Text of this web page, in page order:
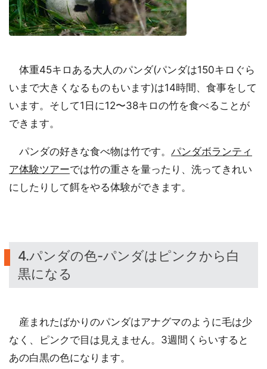
体重45キロある大人のパンダ(パンダは150キロぐら
いまで大きくなるものもいます)は14時間、食事をして
います。そして1日に12〜38キロの竹を食べることが
できます。
パンダの好きな食べ物は竹です。 パンダボランティ
ア体験ツアーでは竹の重さを量ったり、洗ってきれい
にしたりして餌をやる体験ができます。
4.パンダの色-パンダはピンクから白
黒になる
産まれたばかりのパンダはアナグマのように毛は少
なく、ピンクで目は見えません。3週間くらいすると
あの白黒の色になります。